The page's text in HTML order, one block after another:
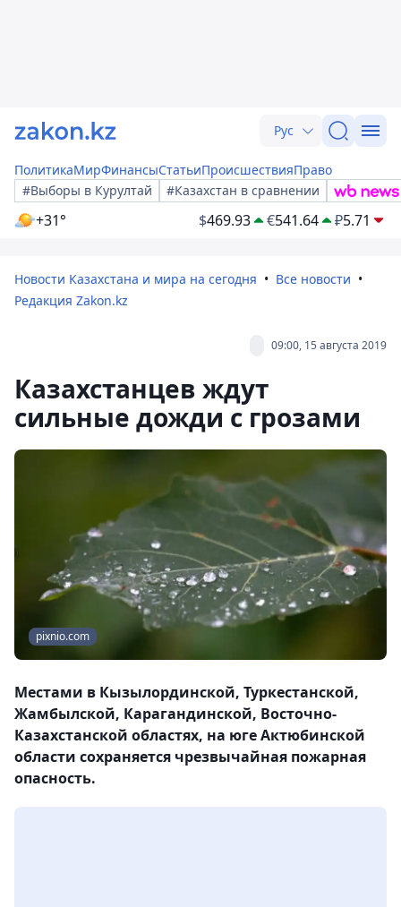
Рус
ПолитикаМирФинансыСтатьиПроисшествияПраво
#Выборы в Курултай
#Казахстан в сравнении
+31° $469.93 €541.64 ₽5.71
Новости Казахстана и мира на сегодня
Все новости
Редакция Zakon.kz
09:00, 15 августа 2019
Казахстанцев ждут
сильные дожди с грозами
pixnio.com
Местами в Кызылординской, Туркестанской,
Жамбылской, Карагандинской, Восточно-
Казахстанской областях, на юге Актюбинской
области сохраняется чрезвычайная пожарная
опасность.